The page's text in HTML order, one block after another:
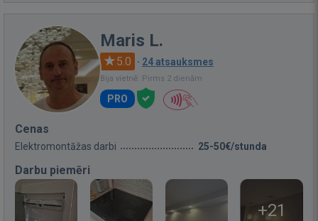
Maris L.
5.0 · 24 atsauksmes
Bija vietnē: Pirms 2 dienām
PRO
Cenas
Elektromontāžas darbi 25-50€/stunda
Darbu piemēri
+21